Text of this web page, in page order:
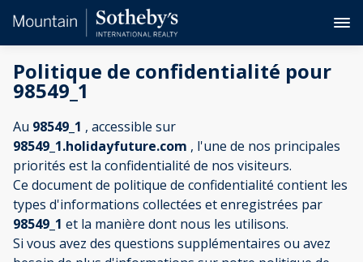
Politique de confidentialité pour
98549_1
Au 98549_1 , accessible sur
98549_1.holidayfuture.com , l'une de nos principales
priorités est la confidentialité de nos visiteurs.
Ce document de politique de confidentialité contient les
types d'informations collectées et enregistrées par
98549_1 et la manière dont nous les utilisons.
Si vous avez des questions supplémentaires ou avez